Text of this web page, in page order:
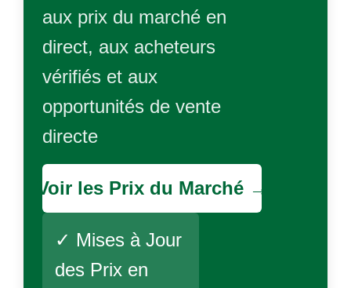
aux prix du marché en
direct, aux acheteurs
vérifiés et aux
opportunités de vente
directe
Voir les Prix du Marché →
✓ Mises à Jour
des Prix en